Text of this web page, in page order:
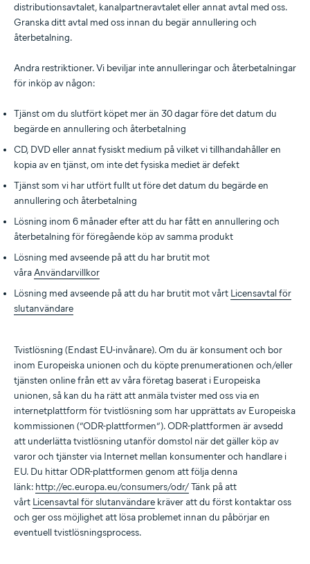
distributionsavtalet, kanalpartneravtalet eller annat avtal med oss.
Granska ditt avtal med oss innan du begär annullering och
återbetalning.
Andra restriktioner. Vi beviljar inte annulleringar och återbetalningar
för inköp av någon:
Tjänst om du slutfört köpet mer än 30 dagar före det datum du
begärde en annullering och återbetalning
CD, DVD eller annat fysiskt medium på vilket vi tillhandahåller en
kopia av en tjänst, om inte det fysiska mediet är defekt
Tjänst som vi har utfört fullt ut före det datum du begärde en
annullering och återbetalning
Lösning inom 6 månader efter att du har fått en annullering och
återbetalning för föregående köp av samma produkt
Lösning med avseende på att du har brutit mot
våraAnvändarvillkor
Lösning med avseende på att du har brutit mot vårt Licensavtal för
slutanvändare
Tvistlösning (Endast EU-invånare). Om du är konsument och bor
inom Europeiska unionen och du köpte prenumerationen och/eller
tjänsten online från ett av våra företag baserat i Europeiska
unionen, så kan du ha rätt att anmäla tvister med oss via en
internetplattform för tvistlösning som har upprättats av Europeiska
kommissionen (”ODR-plattformen”). ODR-plattformen är avsedd
att underlätta tvistlösning utanför domstol när det gäller köp av
varor och tjänster via Internet mellan konsumenter och handlare i
EU. Du hittar ODR-plattformen genom att följa denna
länk: http://ec.europa.eu/consumers/odr/Tänk på att
vårt Licensavtal för slutanvändare kräver att du först kontaktar oss
och ger oss möjlighet att lösa problemet innan du påbörjar en
eventuell tvistlösningsprocess.